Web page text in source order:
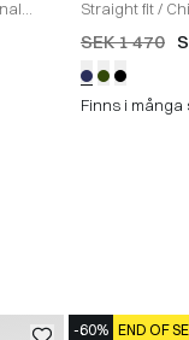
Straight fit/
Straight
NAVY
SEK 1 470
Finns i
-60% END OF